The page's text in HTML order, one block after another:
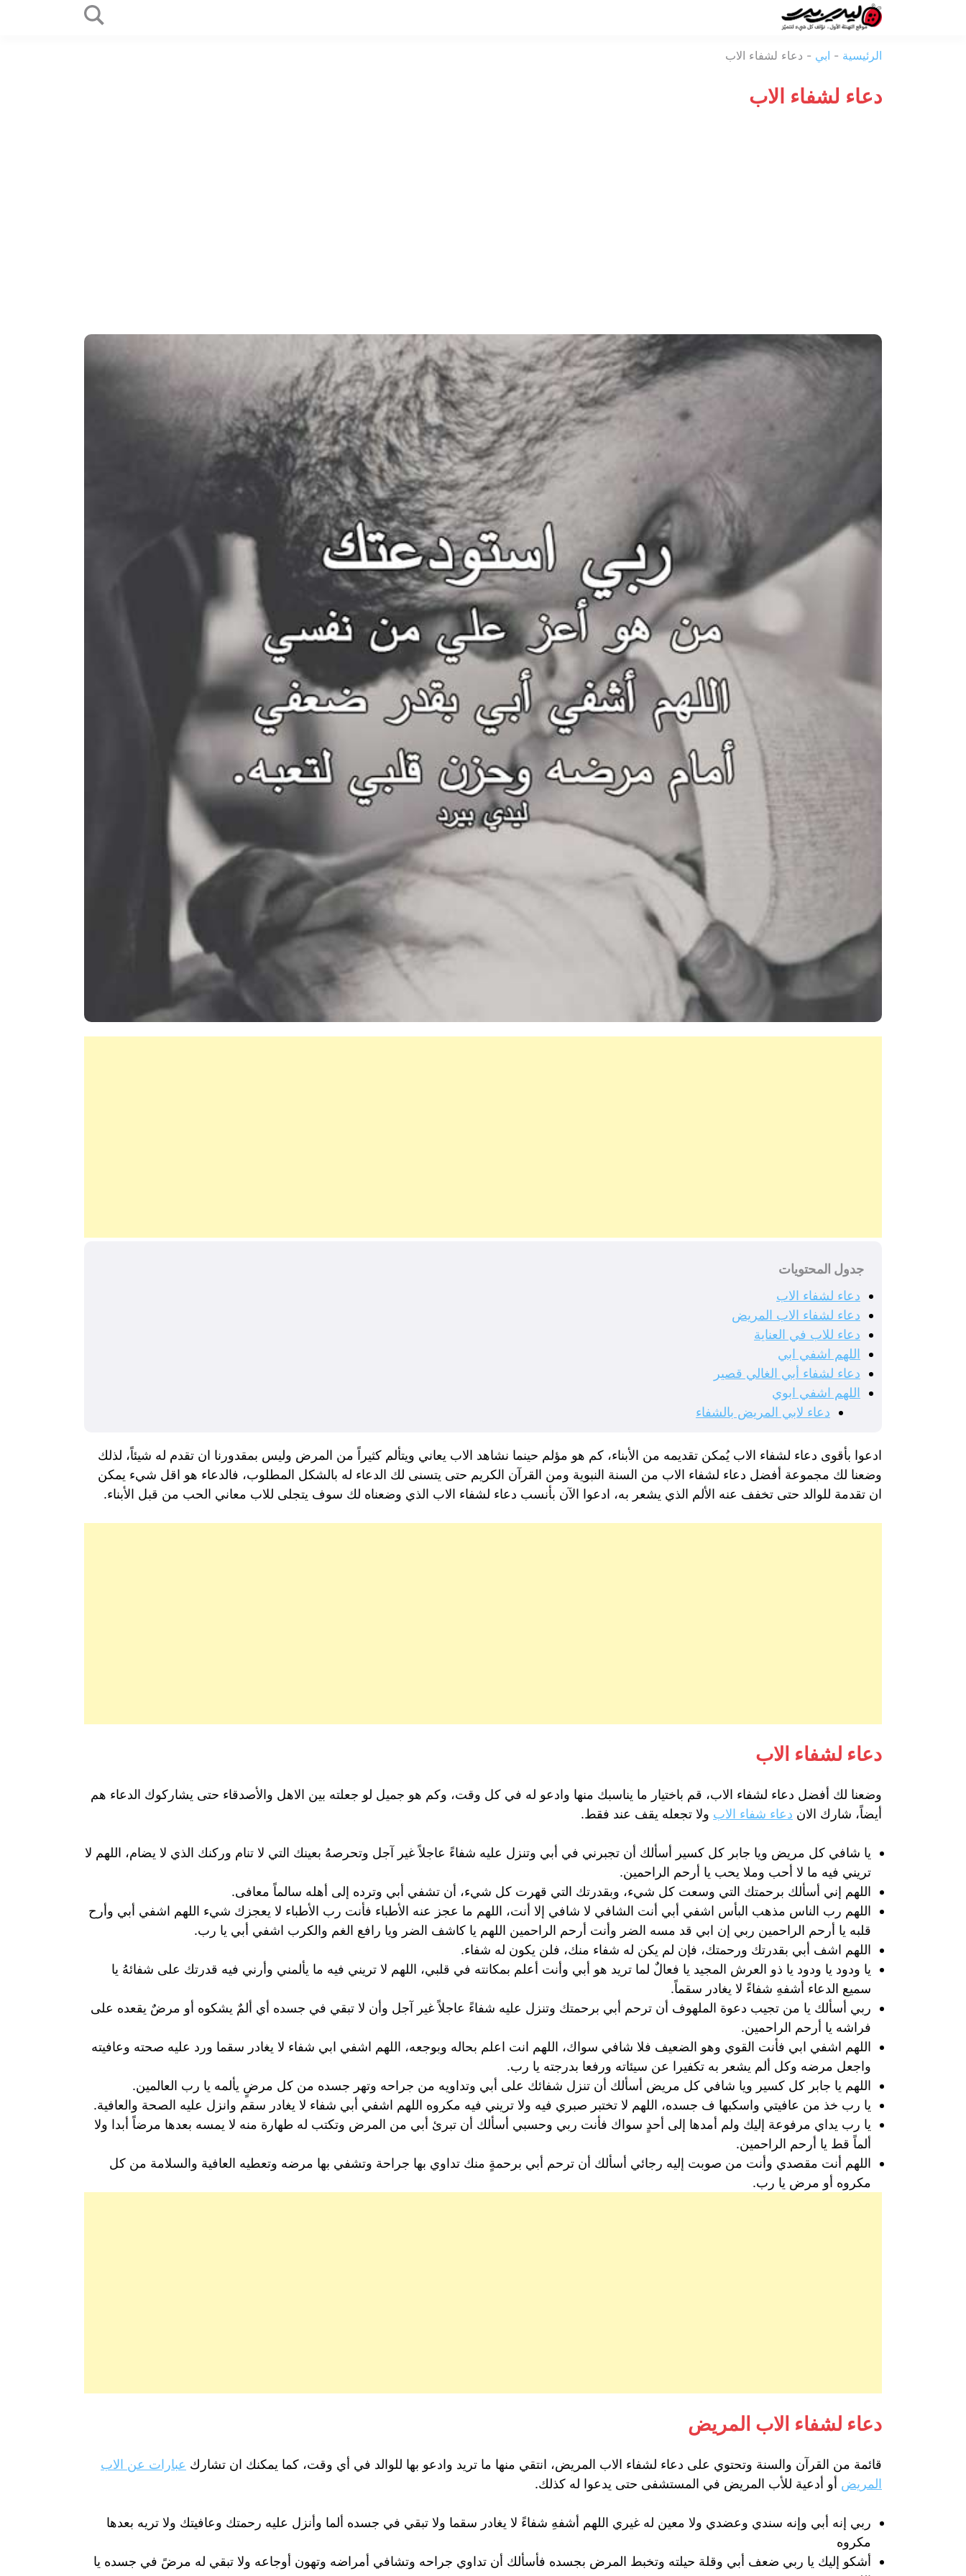
بيرد
الرئيسية - ابي - دعاء لشفاء الاب
دعاء لشفاء الاب
جدول المحتويات
دعاء لشفاء الاب
دعاء لشفاء الاب المريض
دعاء للاب في العناية
اللهم اشفي ابي
دعاء لشفاء أبي الغالي قصير
اللهم اشفي ابوي
دعاء لابي المريض بالشفاء
ادعوا بأقوى دعاء لشفاء الاب يُمكن تقديمه من الأبناء، كم هو مؤلم حينما نشاهد الاب يعاني ويتألم كثيراً من المرض وليس بمقدورنا ان تقدم له شيئاً، لذلك
وضعنا لك مجموعة أفضل دعاء لشفاء الاب من السنة النبوية ومن القرآن الكريم حتى يتسنى لك الدعاء له بالشكل المطلوب، فالدعاء هو اقل شيء يمكن
ان تقدمة للوالد حتى تخفف عنه الألم الذي يشعر به، ادعوا الآن بأنسب دعاء لشفاء الاب الذي وضعناه لك سوف يتجلى للاب معاني الحب من قبل الأبناء.
دعاء لشفاء الاب
وضعنا لك أفضل دعاء لشفاء الاب، قم باختيار ما يناسبك منها وادعو له في كل وقت، وكم هو جميل لو جعلته بين الاهل والأصدقاء حتى يشاركوك الدعاء هم
أيضاً، شارك الان دعاء شفاء الاب ولا تجعله يقف عند فقط.
يا شافي كل مريض ويا جابر كل كسير أسألك أن تجبرني في أبي وتنزل عليه شفاءً عاجلاً غير آجل وتحرصهُ بعينك التي لا تنام وركنك الذي لا يضام، اللهم لا
تريني فيه ما لا أحب وملا يحب يا أرحم الراحمين.
اللهم إني أسألك برحمتك التي وسعت كل شيء، وبقدرتك التي قهرت كل شيء، أن تشفي أبي وترده إلى أهله سالماً معافى.
اللهم رب الناس مذهب البأس اشفي أبي أنت الشافي لا شافي إلا أنت، اللهم ما عجز عنه الأطباء فأنت رب الأطباء لا يعجزك شيء اللهم اشفي أبي وأرح
قلبه يا أرحم الراحمين ربي إن ابي قد مسه الضر وأنت أرحم الراحمين اللهم يا كاشف الضر ويا رافع الغم والكرب اشفي أبي يا رب.
اللهم اشف أبي بقدرتك ورحمتك، فإن لم يكن له شفاء منك، فلن يكون له شفاء.
يا ودود يا ودود يا ذو العرش المجيد يا فعالٌ لما تريد هو أبي وأنت أعلم بمكانته في قلبي، اللهم لا تريني فيه ما يألمني وأرني فيه قدرتك على شفائهُ يا
سميع الدعاء أشفهِ شفاءً لا يغادر سقماً.
ربي أسألك يا من تجيب دعوة الملهوف أن ترحم أبي برحمتك وتنزل عليه شفاءً عاجلاً غير آجل وأن لا تبقي في جسده أي ألمٌ يشكوه أو مرضٌ يقعده على
فراشه يا أرحم الراحمين.
اللهم اشفي ابي فأنت القوي وهو الضعيف فلا شافي سواك، اللهم انت اعلم بحاله وبوجعه، اللهم اشفي ابي شفاء لا يغادر سقما ورد عليه صحته وعافيته
واجعل مرضه وكل ألم يشعر به تكفيرا عن سيئاته ورفعا بدرجته يا رب.
اللهم يا جابر كل كسير ويا شافي كل مريض أسألك أن تنزل شفائك على أبي وتداويه من جراحه وتهر جسده من كل مرضٍ يألمه يا رب العالمين.
يا رب خذ من عافيتي واسكبها ف جسده، اللهم لا تختبر صبري فيه ولا تريني فيه مكروه اللهم اشفي أبي شفاء لا يغادر سقم وانزل عليه الصحة والعافية.
يا رب يداي مرفوعة إليك ولم أمدها إلى أحدٍ سواك فأنت ربي وحسبي أسألك أن تبرئ أبي من المرض وتكتب له طهارة منه لا يمسه بعدها مرضاً أبدا ولا
ألماً قط يا أرحم الراحمين.
اللهم أنت مقصدي وأنت من صوبت إليه رجائي أسألك أن ترحم أبي برحمةٍ منك تداوي بها جراحة وتشفي بها مرضه وتعطيه العافية والسلامة من كل
مكروه أو مرض يا رب.
دعاء لشفاء الاب المريض
قائمة من القرآن والسنة وتحتوي على دعاء لشفاء الاب المريض، انتقي منها ما تريد وادعو بها للوالد في أي وقت، كما يمكنك ان تشارك عبارات عن الاب
المريض أو أدعية للأب المريض في المستشفى حتى يدعوا له كذلك.
ربي إنه أبي وإنه سندي وعضدي ولا معين له غيري اللهم أشفهِ شفاءً لا يغادر سقما ولا تبقي في جسده ألما وأنزل عليه رحمتك وعافيتك ولا تريه بعدها
مكروه
أشكو إليك يا ربي ضعف أبي وقلة حيلته وتخبط المرض بجسده فأسألك أن تداوي جراحه وتشافي أمراضه وتهون أوجاعه ولا تبقي له مرضً في جسده يا